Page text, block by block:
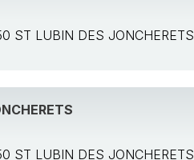
ST LUBIN DES JONCHERETS
ST LUBIN DES JONCHERETS